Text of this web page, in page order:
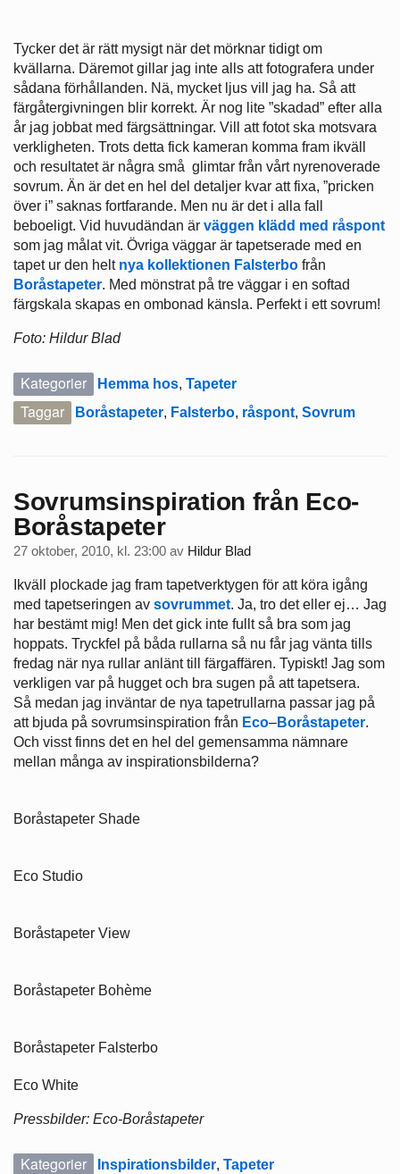
Tycker det är rätt mysigt när det mörknar tidigt om
kvällarna. Däremot gillar jag inte alls att fotografera under
sådana förhållanden. Nä, mycket ljus vill jag ha. Så att
färgåtergivningen blir korrekt. Är nog lite ”skadad” efter alla
år jag jobbat med färgsättningar. Vill att fotot ska motsvara
verkligheten. Trots detta fick kameran komma fram ikväll
och resultatet är några små glimtar från vårt nyrenoverade
sovrum. Än är det en hel del detaljer kvar att fixa, ”pricken
över i” saknas fortfarande. Men nu är det i alla fall
beboeligt. Vid huvudändan är väggen klädd med råspont
som jag målat vit. Övriga väggar är tapetserade med en
tapet ur den helt nya kollektionen Falsterbo från
Boråstapeter. Med mönstrat på tre väggar i en softad
färgskala skapas en ombonad känsla. Perfekt i ett sovrum!
Foto: Hildur Blad
Kategorier Hemma hos, Tapeter
Taggar Boråstapeter, Falsterbo, råspont, Sovrum
Sovrumsinspiration från Eco-
Boråstapeter
27 oktober, 2010, kl. 23:00 av Hildur Blad
Ikväll plockade jag fram tapetverktygen för att köra igång
med tapetseringen av sovrummet. Ja, tro det eller ej… Jag
har bestämt mig! Men det gick inte fullt så bra som jag
hoppats. Tryckfel på båda rullarna så nu får jag vänta tills
fredag när nya rullar anlänt till färgaffären. Typiskt! Jag som
verkligen var på hugget och bra sugen på att tapetsera.
Så medan jag inväntar de nya tapetrullarna passar jag på
att bjuda på sovrumsinspiration från Eco–Boråstapeter.
Och visst finns det en hel del gemensamma nämnare
mellan många av inspirationsbilderna?
Boråstapeter Shade
Eco Studio
Boråstapeter View
Boråstapeter Bohème
Boråstapeter Falsterbo
Eco White
Pressbilder: Eco-Boråstapeter
Kategorier Inspirationsbilder, Tapeter